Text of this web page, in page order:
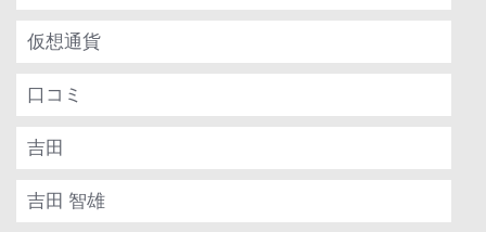
仮想通貨
口コミ
吉田
吉田 智雄